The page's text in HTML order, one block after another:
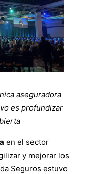
aseguradora
es profundizar
en el sector
y mejorar los
Seguros estuvo